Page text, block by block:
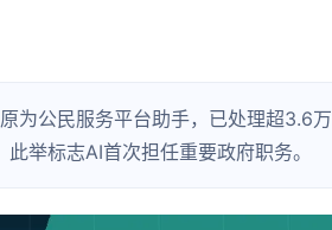
为公民服务平台助手，已处理超3.6万
举标志AI首次担任重要政府职务。